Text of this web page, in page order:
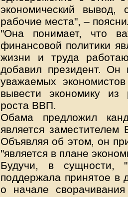
экономический вывод,
рабочие места", –
"Она понимает, что
финансовой политики
жизни и труда
добавил президент.
уважаемых
вывести экономику из
роста ВВП.
Обама предложил
является заместителем
Объявляя об этом, он
"является в плане
Будучи, в сущности,
поддержала принятое в
о начале